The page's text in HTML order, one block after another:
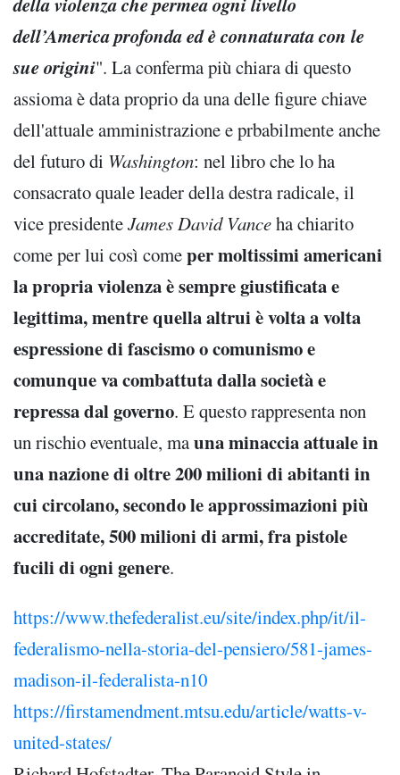
dell’America profonda ed è connaturata con le
sue origini". La conferma più chiara di questo
assioma è data proprio da una delle figure chiave
dell'attuale amministrazione e prbabilmente anche
del futuro di Washington: nel libro che lo ha
consacrato quale leader della destra radicale, il
vice presidenteJames David Vanceha chiarito
come per lui così comeper moltissimi americani
la propria violenza è sempre giustificata e
legittima, mentre quella altrui è volta a volta
espressione di fascismo o comunismo e
comunque va combattuta dalla società e
repressa dal governo. E questo rappresenta non
un rischio eventuale, mauna minaccia attuale in
una nazione di oltre 200 milioni di abitanti in
cui circolano, secondo le approssimazioni più
accreditate, 500 milioni di armi, fra pistole
fucili di ogni genere.
https://www.thefederalist.eu/site/index.php/it/il-
federalismo-nella-storia-del-pensiero/581-james-
madison-il-federalista-n10
https://firstamendment.mtsu.edu/article/watts-v-
united-states/